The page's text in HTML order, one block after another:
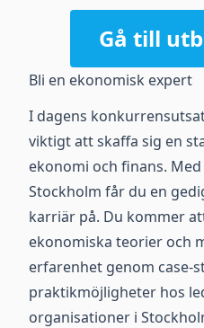
Gå till
Bli en ekonomisk expert
I dagens
viktigt att skaffa sig en
ekonomi och finans.
Stockholm får du en
karriär på. Du kommer
ekonomiska teorier och
erfarenhet genom case-
praktikmöjligheter hos
organisationer i